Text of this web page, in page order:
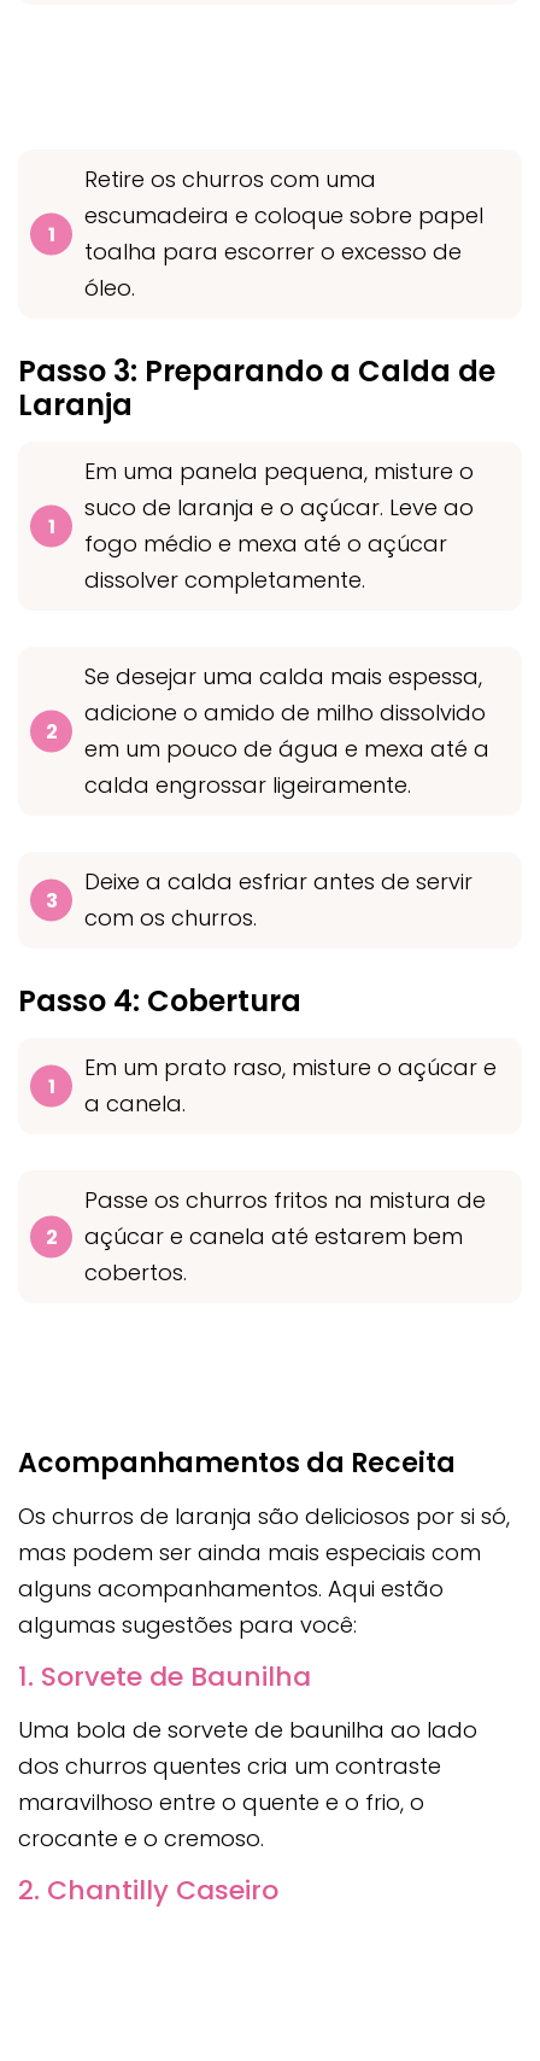
Retire os churros com uma
escumadeira e coloque sobre papel
toalha para escorrer o excesso de
óleo.
Passo 3: Preparando a Calda de
Laranja
Em uma panela pequena, misture o
suco de laranja e o açúcar. Leve ao
fogo médio e mexa até o açúcar
dissolver completamente.
Se desejar uma calda mais espessa,
adicione o amido de milho dissolvido
em um pouco de água e mexa até a
calda engrossar ligeiramente.
Deixe a calda esfriar antes de servir
com os churros.
Passo 4: Cobertura
Em um prato raso, misture o açúcar e
a canela.
Passe os churros fritos na mistura de
açúcar e canela até estarem bem
cobertos.
Acompanhamentos da Receita
Os churros de laranja são deliciosos por si só,
mas podem ser ainda mais especiais com
alguns acompanhamentos. Aqui estão
algumas sugestões para você:
1. Sorvete de Baunilha
Uma bola de sorvete de baunilha ao lado
dos churros quentes cria um contraste
maravilhoso entre o quente e o frio, o
crocante e o cremoso.
2. Chantilly Caseiro